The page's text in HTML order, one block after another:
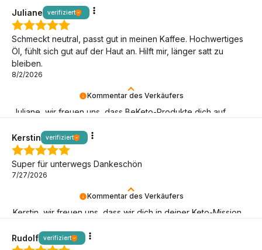
Kommentar des Verkäufers
Juliane, wir freuen uns, dass BeKeto-Produkte dich auf
Juliane verifiziert
Schmeckt neutral, passt gut in meinen Kaffee. Hochwertiges
Öl, fühlt sich gut auf der Haut an. Hilft mir, länger satt zu
bleiben.
8/2/2026
Kommentar des Verkäufers
Kerstin, wir freuen uns, dass wir dich in deiner Keto-Mission
Kerstin verifiziert
Super für unterwegs Dankeschön
7/27/2026
Rudolf verifiziert